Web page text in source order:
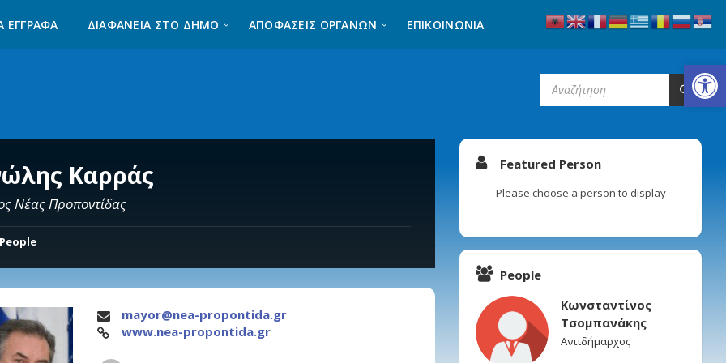
Ανοίξτε τη γραμμή εργαλείων
ΈΓΓΡΑΦΑ ΔΙΑΦΆΝΕΙΑ ΣΤΟ ΔΉΜΟ ΑΠΟΦΑΣΕΙΣ ΟΡΓΑΝΩΝ ΕΠΙΚΟΙΝΩΝΊΑ
Καρράς
Νέας Προποντίδας
People
mayor@nea-propontida.gr
www.nea-propontida.gr
Featured Person
Please choose a person to display
People
Κωνσταντίνος
Τσομπανάκης
Αντιδήμαρχος